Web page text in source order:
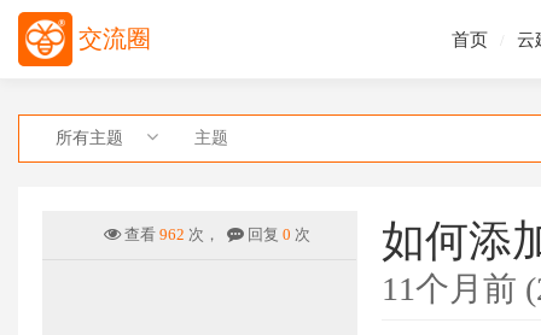
交流圈 首页 云
所有主题
查看 962 次， 回复 0 次 如何添
11个月前